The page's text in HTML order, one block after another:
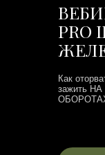
Как
зажить